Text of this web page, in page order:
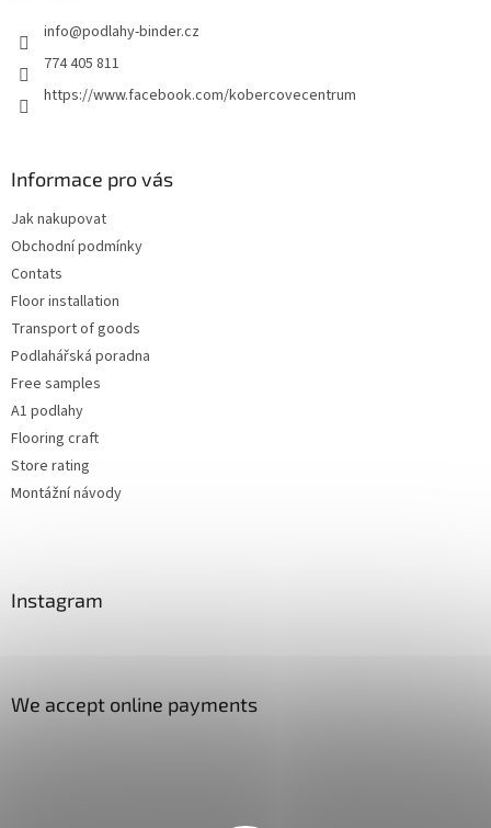
info@podlahy-binder.cz
774 405 811
https://www.facebook.com/kobercovecentrum
Informace pro vás
Jak nakupovat
Obchodní podmínky
Contats
Floor installation
Transport of goods
Podlahářská poradna
Free samples
A1 podlahy
Flooring craft
Store rating
Montážní návody
Instagram
We accept online payments